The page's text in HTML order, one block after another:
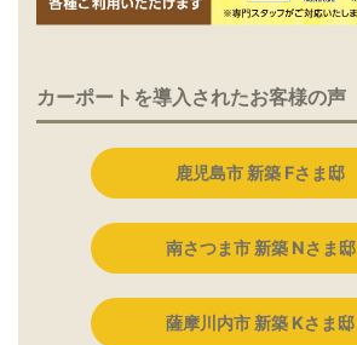
カーポートを導入されたお客様の声
鹿児島市 新築 Fさま邸
南さつま市 新築 Nさま邸
薩摩川内市 新築 Kさま邸